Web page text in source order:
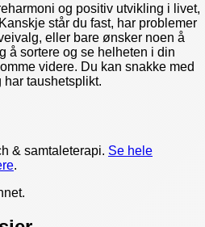
og positiv utvikling i livet,
står du fast, har problemer
eller bare ønsker noen å
å sortere og se helheten i din
videre. Du kan snakke med
har taushetsplikt.
& samtaleterapi. Se hele
.